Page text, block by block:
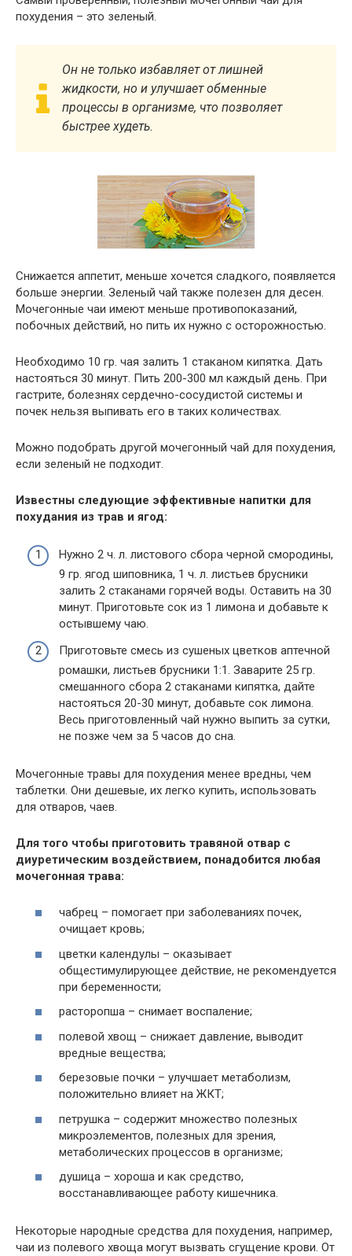
похудения – это зеленый.
Он не только избавляет от лишней
жидкости, но и улучшает обменные
процессы в организме, что позволяет
быстрее худеть.
Снижается аппетит, меньше хочется сладкого, появляется
больше энергии. Зеленый чай также полезен для десен.
Мочегонные чаи имеют меньше противопоказаний,
побочных действий, но пить их нужно с осторожностью.
Необходимо 10 гр. чая залить 1 стаканом кипятка. Дать
настояться 30 минут. Пить 200-300 мл каждый день. При
гастрите, болезнях сердечно-сосудистой системы и
почек нельзя выпивать его в таких количествах.
Можно подобрать другой мочегонный чай для похудения,
если зеленый не подходит.
Известны следующие эффективные напитки для
похудания из трав и ягод:
Нужно 2 ч. л. листового сбора черной смородины,
9 гр. ягод шиповника, 1 ч. л. листьев брусники
залить 2 стаканами горячей воды. Оставить на 30
минут. Приготовьте сок из 1 лимона и добавьте к
остывшему чаю.
Приготовьте смесь из сушеных цветков аптечной
ромашки, листьев брусники 1:1. Заварите 25 гр.
смешанного сбора 2 стаканами кипятка, дайте
настояться 20-30 минут, добавьте сок лимона.
Весь приготовленный чай нужно выпить за сутки,
не позже чем за 5 часов до сна.
Мочегонные травы для похудения менее вредны, чем
таблетки. Они дешевые, их легко купить, использовать
для отваров, чаев.
Для того чтобы приготовить травяной отвар с
диуретическим воздействием, понадобится любая
мочегонная трава:
чабрец – помогает при заболеваниях почек,
очищает кровь;
цветки календулы – оказывает
общестимулирующее действие, не рекомендуется
при беременности;
расторопша – снимает воспаление;
полевой хвощ – снижает давление, выводит
вредные вещества;
березовые почки – улучшает метаболизм,
положительно влияет на ЖКТ;
петрушка – содержит множество полезных
микроэлементов, полезных для зрения,
метаболических процессов в организме;
душица – хороша и как средство,
восстанавливающее работу кишечника.
Некоторые народные средства для похудения, например,
чаи из полевого хвоща могут вызвать сгущение крови. От